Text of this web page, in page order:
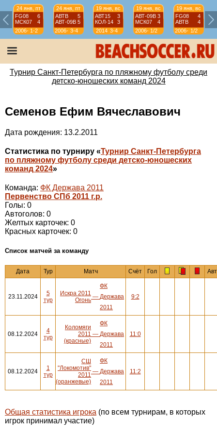
24 янв, пт
FG08
6
МСК07
4
2006-
07
1-2
24 янв, пт
АВТВ
5
АВТ-09B 5
2006-
07
3-4
19 янв, вс
АВТ15
3
КОЛ-14
3
2014 3-4
19 янв, вс
АВТ-09B 3
МСК07
4
2006-
07
1/2
19 янв, вс
FG08
4
АВТВ
4
2006-
07
1/2
Турнир Санкт-Петербурга по пляжному футболу среди
детско-юношеских команд 2024
Семенов Ефим Вячеславович
Дата рождения: 13.2.2011
Статистика по турниру «Турнир Санкт-Петербурга
по пляжному футболу среди детско-юношеских
команд 2024»
Команда: ФК Держава 2011
Первенство СПб 2011 г.р.
Голы: 0
Автоголов: 0
Желтых карточек: 0
Красных карточек: 0
Cписок матчей за команду
Дата Тур Матч Счёт Гол
23.11.2024
5
тур
Искра 2011
Огонь —
ФК
Держава
2011
9:2
08.12.2024
4
тур
Коломяги
2011
(красные)
—
ФК
Держава
2011
11:0
08.12.2024
1
тур
СШ
"Локомотив"
2011
(оранжевые)
—
ФК
Держава
2011
11:2
Общая статистика игрока (по всем турнирам, в которых
игрок принимал участие)